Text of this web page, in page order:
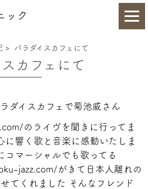
ック
> パラダイスカフェにて
カフェにて
ダイスカフェで菊池威さん
のライヴを聞きに行ってま
に響く歌と音楽に感動いたしま
コマーシャルでも歌ってる
jazz.com/がきて日本人離れの
てくれました
そんなフレンド